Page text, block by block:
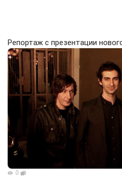
Репортаж с презентации
0